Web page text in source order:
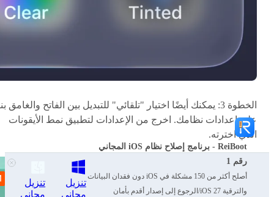
الخطوة 3: يمكنك أيضًا اختيار "تلقائي" للتبديل بين الفاتح والغامق
على إعدادات نظامك. اخرج من الإعدادات لتطبيق نمط الأيقونات
الذي اخترته.
ReiBoot - برنامج إصلاح نظام iOS المجاني
رقم 1
أصلح أكثر من 150 مشكلة في iOS دون فقدان البيانات
والترقية iOS 27/الرجوع إلى إصدار أقدم بأمان
تنزيل
مجاني
تنزيل
مجاني